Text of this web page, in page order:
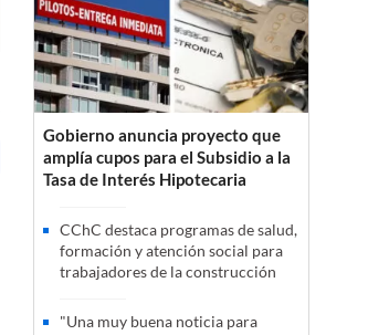
Gobierno anuncia proyecto que
amplía cupos para el Subsidio a la
Tasa de Interés Hipotecaria
CChC destaca programas de salud,
formación y atención social para
trabajadores de la construcción
"Una muy buena noticia para